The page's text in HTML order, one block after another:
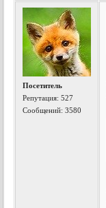
Посетитель
Репутация:527
Сообщений: 3580